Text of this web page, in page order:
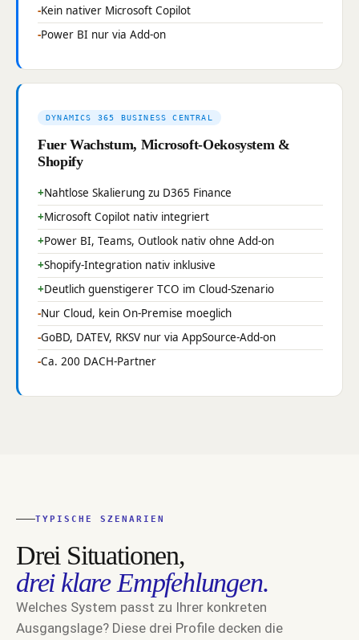
Kein nativer Microsoft Copilot
Power BI nur via Add-on
DYNAMICS 365 BUSINESS CENTRAL
Fuer Wachstum, Microsoft-Oekosystem &
Shopify
Nahtlose Skalierung zu D365 Finance
Microsoft Copilot nativ integriert
Power BI, Teams, Outlook nativ ohne Add-on
Shopify-Integration nativ inklusive
Deutlich guenstigerer TCO im Cloud-Szenario
Nur Cloud, kein On-Premise moeglich
GoBD, DATEV, RKSV nur via AppSource-Add-on
Ca. 200 DACH-Partner
TYPISCHE SZENARIEN
Drei Situationen,
drei klare Empfehlungen.
Welches System passt zu Ihrer konkreten
Ausgangslage? Diese drei Profile decken die